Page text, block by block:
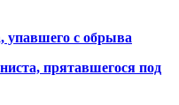
упавшего с обрыва
прятавшегося под